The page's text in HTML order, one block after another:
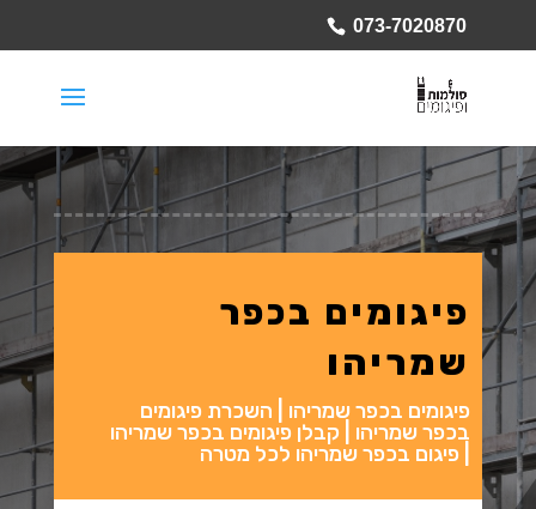
073-7020870
פיגומים בכפר
שמריהו
פיגומים בכפר שמריהו | השכרת פיגומים
בכפר שמריהו | קבלן פיגומים בכפר שמריהו
| פיגום בכפר שמריהו לכל מטרה